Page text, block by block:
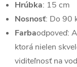
Hrúbka: 15 cm
Nosnosť: Do 90
Farbaodpoveď:
ktorá nielen
viditeľnosť na